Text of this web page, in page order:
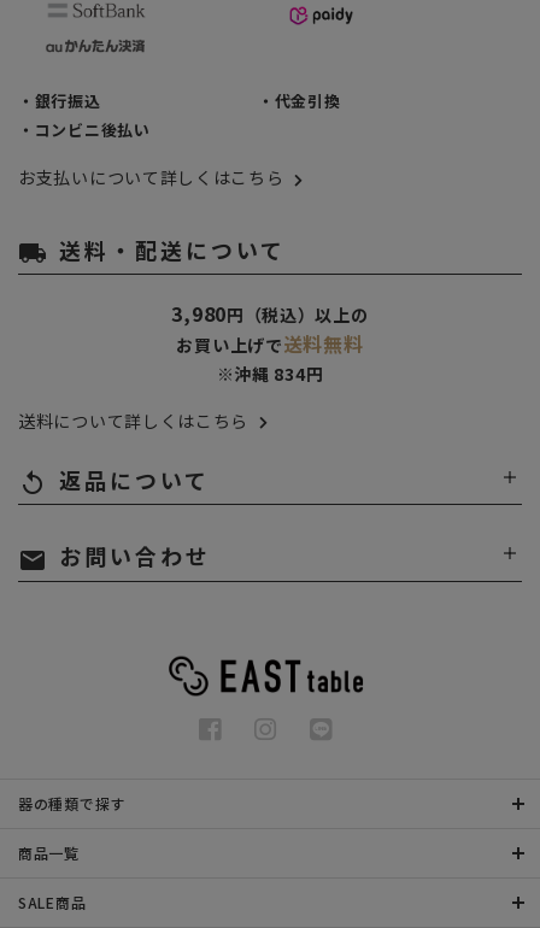
・銀行振込
・代金引換
・コンビニ後払い
お支払いについて詳しくはこちら
local_shipping 送料・配送について
3,980円（税込）以上の
お買い上げで送料無料
※沖縄 834円
送料について詳しくはこちら
replay 返品について
mail お問い合わせ
器の種類で探す
商品一覧
SALE商品